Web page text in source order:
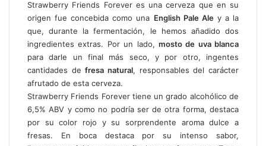
r
c
e
c
t
Strawberry Friends Forever es una cerveza que en su
origen fue concebida como una English Pale Aley a la
que, durante la fermentación, le hemos añadido dos
ingredientes extras. Por un lado, mosto de uva blanca
para darle un final más seco, y por otro, ingentes
cantidades defresa natural, responsables del carácter
afrutado de esta cerveza.
Strawberry Friends Forever tiene un grado alcohólico de
6,5% ABV y como no podría ser de otra forma, destaca
por su color rojo y su sorprendente aroma dulce a
fresas. En boca destaca por su intenso sabor,